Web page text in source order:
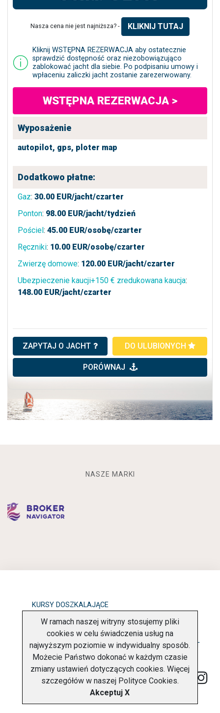
Nasza cena nie jest najniższa? - KLIKNIJ TUTAJ
Kliknij WSTĘPNA REZERWACJA aby ostatecznie
sprawdzić dostępność oraz niezobowiązująco
zablokować jacht dla siebie. Po podpisaniu umowy i
wpłaceniu zaliczki jacht zostanie zarezerwowany.
WSTĘPNA REZERWACJA >
Wyposażenie
autopilot, gps, ploter map
Dodatkowo płatne:
Gaz: 30.00 EUR/jacht/czarter
Ponton: 98.00 EUR/jacht/tydzień
Pościel: 45.00 EUR/osobę/czarter
Ręczniki: 10.00 EUR/osobę/czarter
Zwierzę domowe: 120.00 EUR/jacht/czarter
Ubezpieczenie kaucji+150 € zredukowana kaucja:
148.00 EUR/jacht/czarter
ZAPYTAJ O JACHT DO ULUBIONYCH
PORÓWNAJ
NASZE MARKI
KURSY DOSZKALAJĄCE
OBOWIĄZEK INFORMACYJNY
POLITYKA PRYWATNOŚCI O FIRMIE KONTAKT
Copyright © 2026 Charter Navigator
W ramach naszej witryny stosujemy pliki
cookies w celu świadczenia usług na
najwyższym poziomie w indywidualny sposób.
Możecie Państwo dokonać w każdym czasie
zmiany ustawień dotyczących cookies. Więcej
szczegółów w naszej Polityce Cookies.
Akceptuj X